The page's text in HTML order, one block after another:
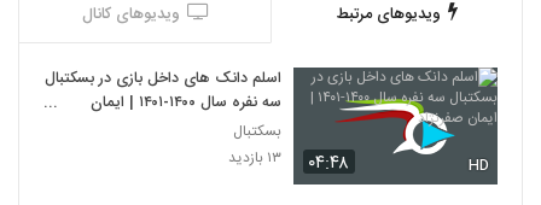
ویدیوهای مرتبط ویدیوهای کانال
۰۴:۴۸ HD
اسلم دانک های داخل بازی در بسکتبال
سه نفره سال ۱۴۰۰-۱۴۰۱ | ایمان
صفرنژاد
بسکتبال
۱۳ بازدید